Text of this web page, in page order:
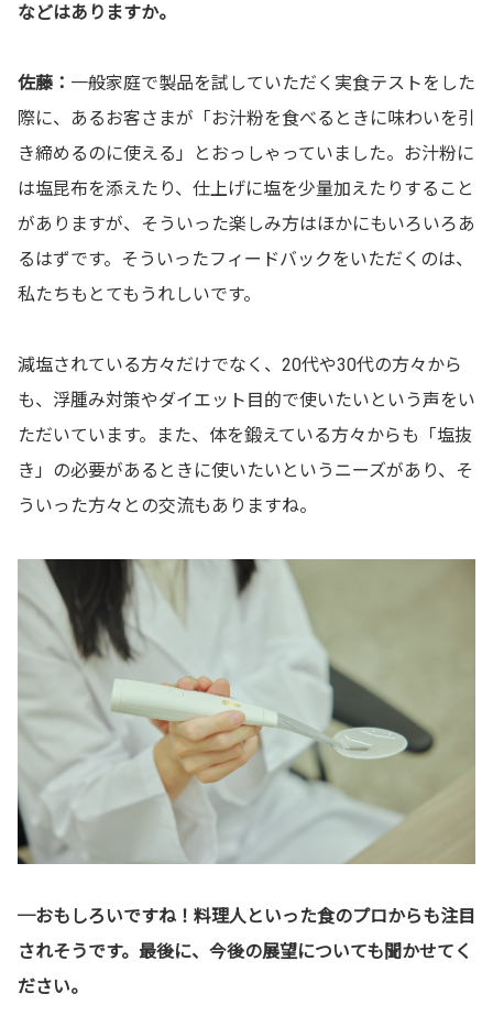
などはありますか。
佐藤： 一般家庭で製品を試していただく実食テストをした
際に、あるお客さまが「お汁粉を食べるときに味わいを引
き締めるのに使える」とおっしゃっていました。お汁粉に
は塩昆布を添えたり、仕上げに塩を少量加えたりすること
がありますが、そういった楽しみ方はほかにもいろいろあ
るはずです。そういったフィードバックをいただくのは、
私たちもとてもうれしいです。
減塩されている方々だけでなく、20代や30代の方々から
も、浮腫み対策やダイエット目的で使いたいという声をい
ただいています。また、体を鍛えている方々からも「塩抜
き」の必要があるときに使いたいというニーズがあり、そ
ういった方々との交流もありますね。
─おもしろいですね！料理人といった食のプロからも注目
されそうです。最後に、今後の展望についても聞かせてく
ださい。